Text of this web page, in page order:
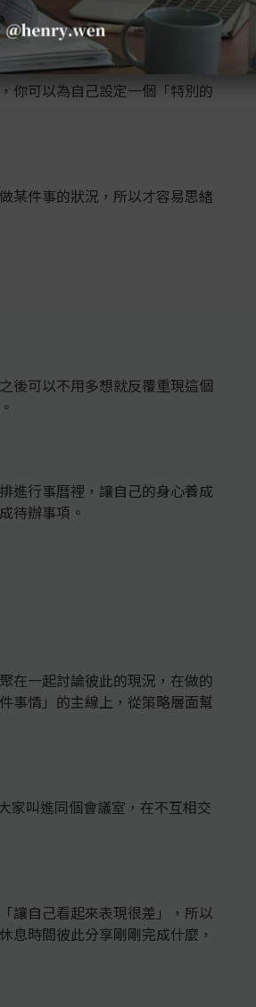
你可以為自己設定一個「特別的
某件事的狀況，所以才容易思緒
後可以不用多想就反覆重現這個
進行事曆裡，讓自己的身心養成
待辦事項。
在一起討論彼此的現況，在做的
事情」的主線上，從策略層面幫
叫進同個會議室，在不互相交
讓自己看起來表現很差」，所以
息時間彼此分享剛剛完成什麼，